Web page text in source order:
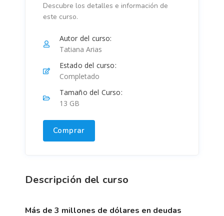
Descripción del curso
más de 3 millones de dólares en deudas
Descubre los detalles e información de
este curso.
Autor del curso:
Tatiana Arias
Estado del curso:
Completado
Tamaño del Curso:
13 GB
Comprar